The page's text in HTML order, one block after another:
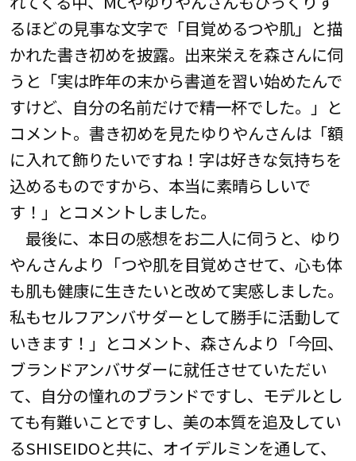
るほどの見事な文字で「目覚めるつや肌」と描
かれた書き初めを披露。出来栄えを森さんに伺
うと「実は昨年の末から書道を習い始めたんで
すけど、自分の名前だけで精一杯でした。」と
コメント。書き初めを見たゆりやんさんは「額
に入れて飾りたいですね！字は好きな気持ちを
込めるものですから、本当に素晴らしいで
す！」とコメントしました。
最後に、本日の感想をお二人に伺うと、ゆり
やんさんより「つや肌を目覚めさせて、心も体
も肌も健康に生きたいと改めて実感しました。
私もセルフアンバサダーとして勝手に活動して
いきます！」とコメント、森さんより「今回、
ブランドアンバサダーに就任させていただい
て、自分の憧れのブランドですし、モデルとし
ても有難いことですし、美の本質を追及してい
るSHISEIDOと共に、オイデルミンを通して、